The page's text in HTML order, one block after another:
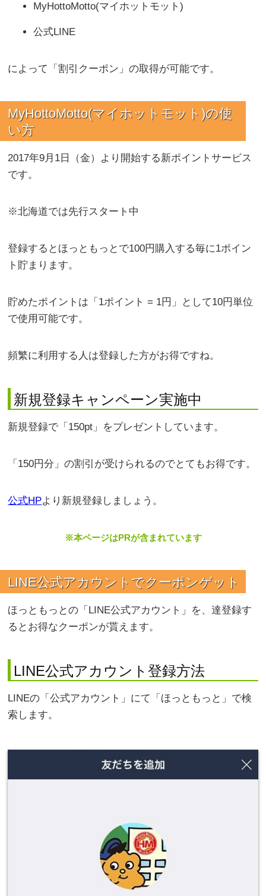
MyHottoMotto(マイホットモット)
公式LINE
によって「割引クーポン」の取得が可能です。
MyHottoMotto(マイホットモット)の使
い方
2017年9月1日（金）より開始する新ポイントサービス
です。
※北海道では先行スタート中
登録するとほっともっとで100円購入する毎に1ポイン
ト貯まります。
貯めたポイントは「1ポイント = 1円」として10円単位
で使用可能です。
頻繁に利用する人は登録した方がお得ですね。
新規登録キャンペーン実施中
新規登録で「150pt」をプレゼントしています。
「150円分」の割引が受けられるのでとてもお得です。
公式HPより新規登録しましょう。
※本ページはPRが含まれています
LINE公式アカウントでクーポンゲット
ほっともっとの「LINE公式アカウント」を、達登録す
るとお得なクーポンが貰えます。
LINE公式アカウント登録方法
LINEの「公式アカウント」にて「ほっともっと」で検
索します。